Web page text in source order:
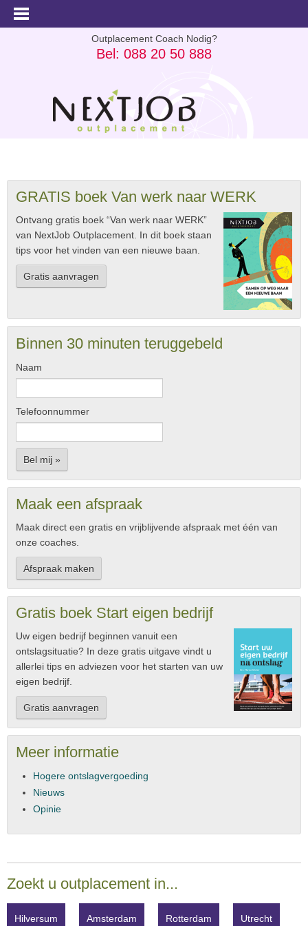
Outplacement Coach Nodig?
Bel: 088 20 50 888
GRATIS boek Van werk naar WERK
Ontvang gratis boek “Van werk naar WERK”
van NextJob Outplacement. In dit boek staan
tips voor het vinden van een nieuwe baan.
Gratis aanvragen
Binnen 30 minuten teruggebeld
Naam
Telefoonnummer
Bel mij »
Maak een afspraak
Maak direct een gratis en vrijblijvende afspraak met één van
onze coaches.
Afspraak maken
Gratis boek Start eigen bedrijf
Uw eigen bedrijf beginnen vanuit een
ontslagsituatie? In deze gratis uitgave vindt u
allerlei tips en adviezen voor het starten van uw
eigen bedrijf.
Gratis aanvragen
Meer informatie
Hogere ontslagvergoeding
Nieuws
Opinie
Zoekt u outplacement in...
Hilversum Amsterdam Rotterdam Utrecht